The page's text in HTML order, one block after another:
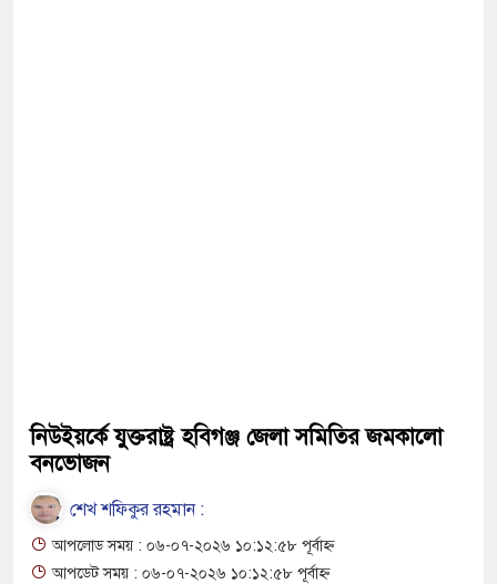
নিউইয়র্কে যুক্তরাষ্ট্র হবিগঞ্জ জেলা সমিতির জমকালো
বনভোজন
শেখ শফিকুর রহমান :
আপলোড সময় : ০৬-০৭-২০২৬ ১০:১২:৫৮ পূর্বাহ্ন
আপডেট সময় : ০৬-০৭-২০২৬ ১০:১২:৫৮ পূর্বাহ্ন